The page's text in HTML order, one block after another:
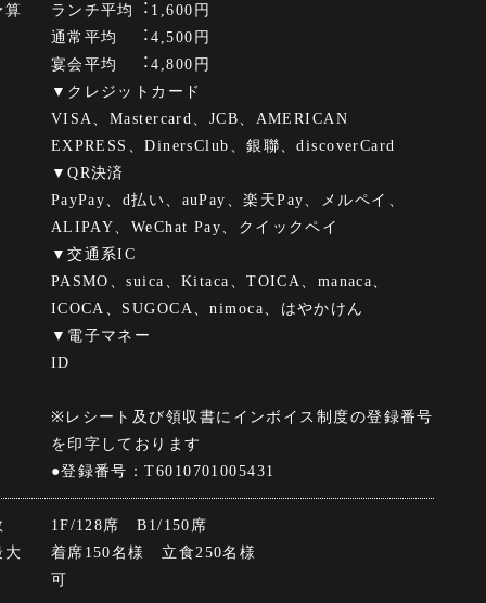
算
ランチ平均︓1,600円
通常平均 ︓4,500円
宴会平均 ︓4,800円
▼クレジットカード
VISA、Mastercard、JCB、AMERICAN
EXPRESS、DinersClub、銀聯、discoverCard
▼QR決済
PayPay、d払い、auPay、楽天Pay、メルペイ、
ALIPAY、WeChat Pay、クイックペイ
▼交通系IC
PASMO、suica、Kitaca、TOICA、manaca、
ICOCA、SUGOCA、nimoca、はやかけん
▼電子マネー
ID
※レシート及び領収書にインボイス制度の登録番号
を印字しております
●登録番号：T6010701005431
1F/128席 B1/150席
大
着席150名様 立食250名様
可